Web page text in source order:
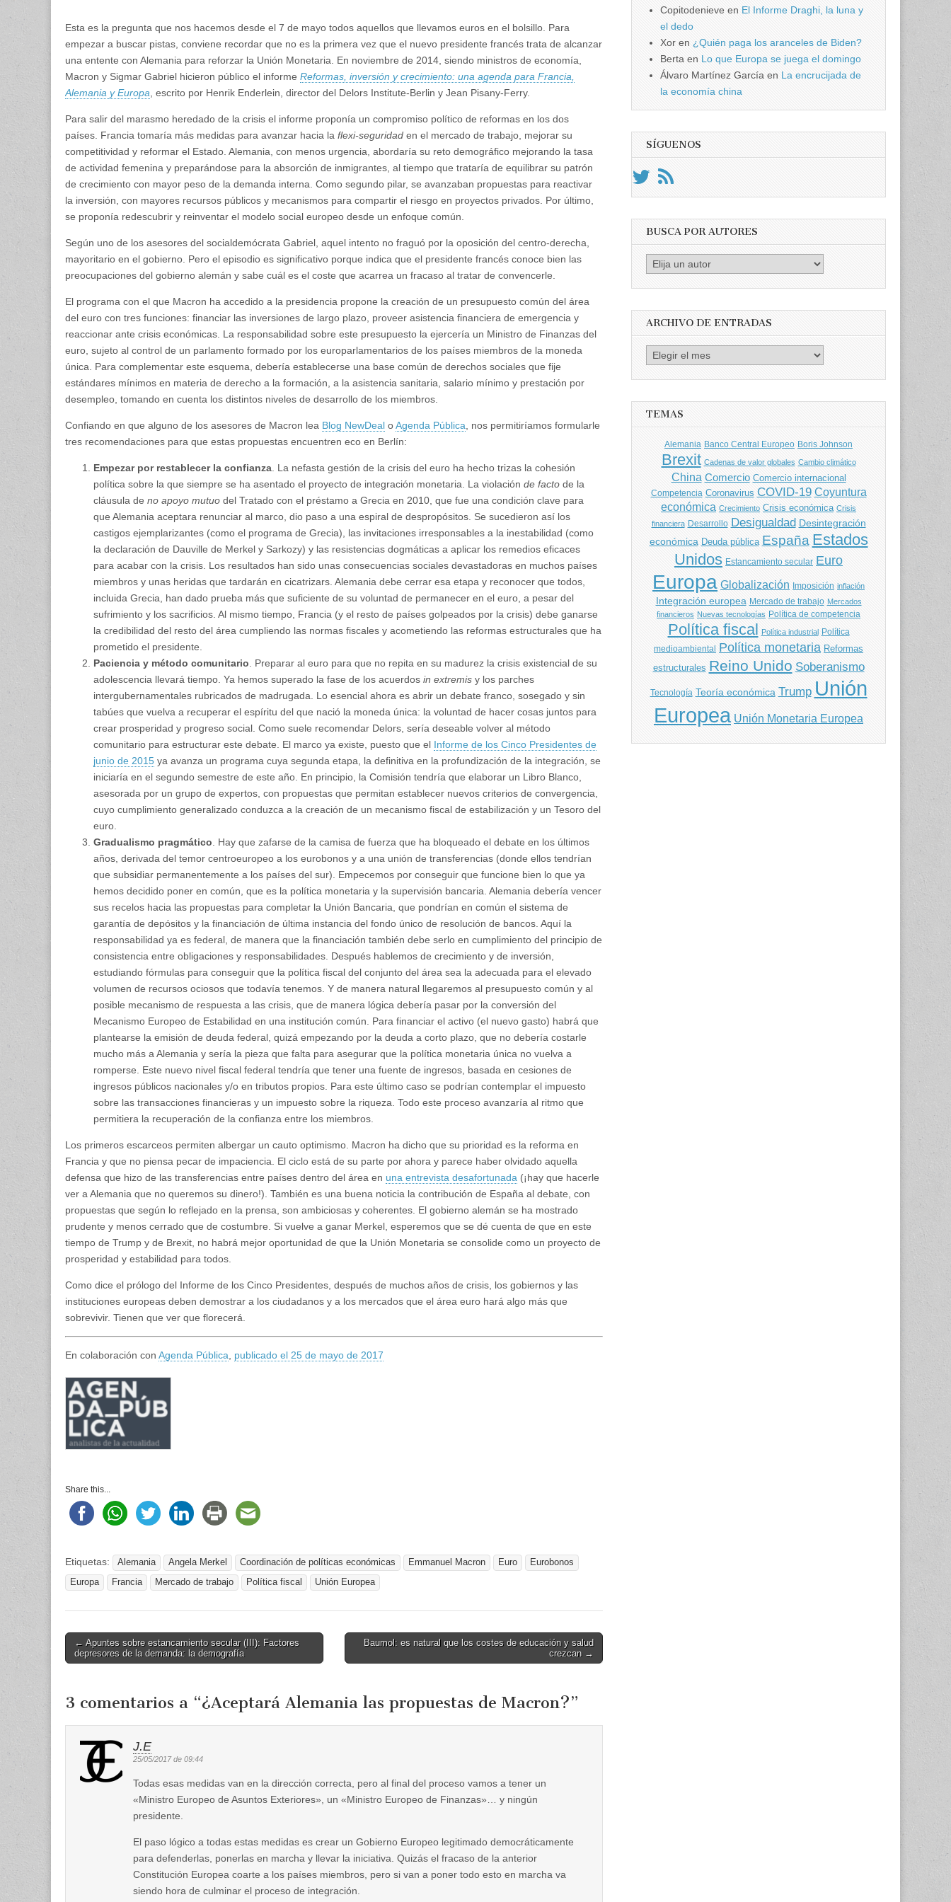
Esta es la pregunta que nos hacemos desde el 7 de mayo todos aquellos que llevamos euros en el bolsillo. Para
empezar a buscar pistas, conviene recordar que no es la primera vez que el nuevo presidente francés trata de alcanzar
una entente con Alemania para reforzar la Unión Monetaria. En noviembre de 2014, siendo ministros de economía,
Macron y Sigmar Gabriel hicieron público el informe Reformas, inversión y crecimiento: una agenda para Francia,
Alemania y Europa , escrito por Henrik Enderlein, director del Delors Institute-Berlin y Jean Pisany-Ferry.
Para salir del marasmo heredado de la crisis el informe proponía un compromiso político de reformas en los dos
países. Francia tomaría más medidas para avanzar hacia la flexi-seguridad en el mercado de trabajo, mejorar su
competitividad y reformar el Estado. Alemania, con menos urgencia, abordaría su reto demográfico mejorando la tasa
de actividad femenina y preparándose para la absorción de inmigrantes, al tiempo que trataría de equilibrar su patrón
de crecimiento con mayor peso de la demanda interna. Como segundo pilar, se avanzaban propuestas para reactivar
la inversión, con mayores recursos públicos y mecanismos para compartir el riesgo en proyectos privados. Por último,
se proponía redescubrir y reinventar el modelo social europeo desde un enfoque común.
Según uno de los asesores del socialdemócrata Gabriel, aquel intento no fraguó por la oposición del centro-derecha,
mayoritario en el gobierno. Pero el episodio es significativo porque indica que el presidente francés conoce bien las
preocupaciones del gobierno alemán y sabe cuál es el coste que acarrea un fracaso al tratar de convencerle.
El programa con el que Macron ha accedido a la presidencia propone la creación de un presupuesto común del área
del euro con tres funciones: financiar las inversiones de largo plazo, proveer asistencia financiera de emergencia y
reaccionar ante crisis económicas. La responsabilidad sobre este presupuesto la ejercería un Ministro de Finanzas del
euro, sujeto al control de un parlamento formado por los europarlamentarios de los países miembros de la moneda
única. Para complementar este esquema, debería establecerse una base común de derechos sociales que fije
estándares mínimos en materia de derecho a la formación, a la asistencia sanitaria, salario mínimo y prestación por
desempleo, tomando en cuenta los distintos niveles de desarrollo de los miembros.
Confiando en que alguno de los asesores de Macron lea Blog NewDeal oAgenda Pública , nos permitiríamos formularle
tres recomendaciones para que estas propuestas encuentren eco en Berlín:
Empezar por restablecer la confianza . La nefasta gestión de la crisis del euro ha hecho trizas la cohesión
política sobre la que siempre se ha asentado el proyecto de integración monetaria. La violación de facto de la
cláusula de no apoyo mutuo del Tratado con el préstamo a Grecia en 2010, que fue una condición clave para
que Alemania aceptara renunciar al marco, dio paso a una espiral de despropósitos. Se sucedieron así los
castigos ejemplarizantes (como el programa de Grecia), las invitaciones irresponsables a la inestabilidad (como
la declaración de Dauville de Merkel y Sarkozy) y las resistencias dogmáticas a aplicar los remedios eficaces
para acabar con la crisis. Los resultados han sido unas consecuencias sociales devastadoras en muchos países
miembros y unas heridas que tardarán en cicatrizars. Alemania debe cerrar esa etapa y reconocer que todos,
incluida Grecia, han dado prueba más que suficiente de su voluntad de permanecer en el euro, a pesar del
sufrimiento y los sacrificios. Al mismo tiempo, Francia (y el resto de países golpeados por la crisis) debe ganarse
la credibilidad del resto del área cumpliendo las normas fiscales y acometiendo las reformas estructurales que ha
prometido el presidente.
Paciencia y método comunitario . Preparar al euro para que no repita en su madurez la crisis existencial de su
adolescencia llevará tiempo. Ya hemos superado la fase de los acuerdos in extremis y los parches
intergubernamentales rubricados de madrugada. Lo esencial ahora es abrir un debate franco, sosegado y sin
tabúes que vuelva a recuperar el espíritu del que nació la moneda única: la voluntad de hacer cosas juntos para
crear prosperidad y progreso social. Como suele recomendar Delors, sería deseable volver al método
comunitario para estructurar este debate. El marco ya existe, puesto que el Informe de los Cinco Presidentes de
junio de 2015 ya avanza un programa cuya segunda etapa, la definitiva en la profundización de la integración, se
iniciaría en el segundo semestre de este año. En principio, la Comisión tendría que elaborar un Libro Blanco,
asesorada por un grupo de expertos, con propuestas que permitan establecer nuevos criterios de convergencia,
cuyo cumplimiento generalizado conduzca a la creación de un mecanismo fiscal de estabilización y un Tesoro del
euro.
Gradualismo pragmático . Hay que zafarse de la camisa de fuerza que ha bloqueado el debate en los últimos
años, derivada del temor centroeuropeo a los eurobonos y a una unión de transferencias (donde ellos tendrían
que subsidiar permanentemente a los países del sur). Empecemos por conseguir que funcione bien lo que ya
hemos decidido poner en común, que es la política monetaria y la supervisión bancaria. Alemania debería vencer
sus recelos hacia las propuestas para completar la Unión Bancaria, que pondrían en común el sistema de
garantía de depósitos y la financiación de última instancia del fondo único de resolución de bancos. Aquí la
responsabilidad ya es federal, de manera que la financiación también debe serlo en cumplimiento del principio de
consistencia entre obligaciones y responsabilidades. Después hablemos de crecimiento y de inversión,
estudiando fórmulas para conseguir que la política fiscal del conjunto del área sea la adecuada para el elevado
volumen de recursos ociosos que todavía tenemos. Y de manera natural llegaremos al presupuesto común y al
posible mecanismo de respuesta a las crisis, que de manera lógica debería pasar por la conversión del
Mecanismo Europeo de Estabilidad en una institución común. Para financiar el activo (el nuevo gasto) habrá que
plantearse la emisión de deuda federal, quizá empezando por la deuda a corto plazo, que no debería costarle
mucho más a Alemania y sería la pieza que falta para asegurar que la política monetaria única no vuelva a
romperse. Este nuevo nivel fiscal federal tendría que tener una fuente de ingresos, basada en cesiones de
ingresos públicos nacionales y/o en tributos propios. Para este último caso se podrían contemplar el impuesto
sobre las transacciones financieras y un impuesto sobre la riqueza. Todo este proceso avanzaría al ritmo que
permitiera la recuperación de la confianza entre los miembros.
Los primeros escarceos permiten albergar un cauto optimismo. Macron ha dicho que su prioridad es la reforma en
Francia y que no piensa pecar de impaciencia. El ciclo está de su parte por ahora y parece haber olvidado aquella
defensa que hizo de las transferencias entre países dentro del área en una entrevista desafortunada (¡hay que hacerle
ver a Alemania que no queremos su dinero!). También es una buena noticia la contribución de España al debate, con
propuestas que según lo reflejado en la prensa, son ambiciosas y coherentes. El gobierno alemán se ha mostrado
prudente y menos cerrado que de costumbre. Si vuelve a ganar Merkel, esperemos que se dé cuenta de que en este
tiempo de Trump y de Brexit, no habrá mejor oportunidad de que la Unión Monetaria se consolide como un proyecto de
prosperidad y estabilidad para todos.
Como dice el prólogo del Informe de los Cinco Presidentes, después de muchos años de crisis, los gobiernos y las
instituciones europeas deben demostrar a los ciudadanos y a los mercados que el área euro hará algo más que
sobrevivir. Tienen que ver que florecerá.
En colaboración con Agenda Pública publicado el 25 de mayo de 2017
Share this...
Etiquetas: Alemania Angela Merkel Coordinación de políticas económicas Emmanuel Macron Euro
Eurobonos
Europa
Francia Mercado de trabajo Política fiscal Unión Europea
Post
navigation
← Apuntes sobre estancamiento secular (III): Factores
depresores de la demanda: la demografía
Baumol: es natural que los costes de educación y salud
crezcan →
3 comentarios a “¿Aceptará Alemania las propuestas de Macron?”
J.E
25/05/2017 de 09:44
Todas esas medidas van en la dirección correcta, pero al final del proceso vamos a tener un
«Ministro Europeo de Asuntos Exteriores», un «Ministro Europeo de Finanzas»… y ningún
presidente.
El paso lógico a todas estas medidas es crear un Gobierno Europeo legitimado democráticamente
para defenderlas, ponerlas en marcha y llevar la iniciativa. Quizás el fracaso de la anterior
Constitución Europea coarte a los países miembros, pero si van a poner todo esto en marcha va
siendo hora de culminar el proceso de integración.
Copitodenieve en El Informe Draghi, la luna y
el dedo
Xor en ¿Quién paga los aranceles de Biden?
Berta en Lo que Europa se juega el domingo
Álvaro Martínez García en La encrucijada de
la economía china
SÍGUENOS
BUSCA POR AUTORES
Busca
por
ARCHIVO DE ENTRADAS
Archivo
TEMAS
Alemania Banco Central Europeo Boris Johnson
Brexit Cadenas de valor globales Cambio climático
China Comercio Comercio internacional
Competencia Coronavirus COVID-19 Coyuntura
económica Crecimiento Crisis económica Crisis
financiera Desarrollo Desigualdad Desintegración
económica Deuda pública España Estados
Unidos Estancamiento secular Euro
Europa Globalización Imposición inflación
Integración europea Mercado de trabajo Mercados
financieros Nuevas tecnologías Política de competencia
Política fiscal Política industrial Política
medioambiental Política monetaria Reformas
estructurales Reino Unido Soberanismo
Tecnología Teoría económica Trump Unión
Europea Unión Monetaria Europea